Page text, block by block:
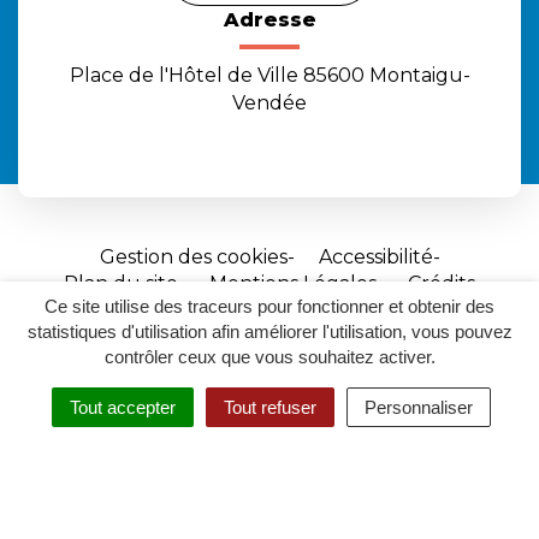
Ce site utilise des traceurs pour fonctionner et obtenir des
statistiques d'utilisation afin améliorer l'utilisation, vous pouvez
contrôler ceux que vous souhaitez activer.
Tout accepter Tout refuser Personnaliser
RECHERCHER
ACCESSIBILITÉ
Adresse
Place de l'Hôtel de Ville 85600 Montaigu-
Vendée
Gestion des cookies
Accessibilité
Plan du site
Mentions Légales
Crédits
Site
réalisé
par
Inovagora